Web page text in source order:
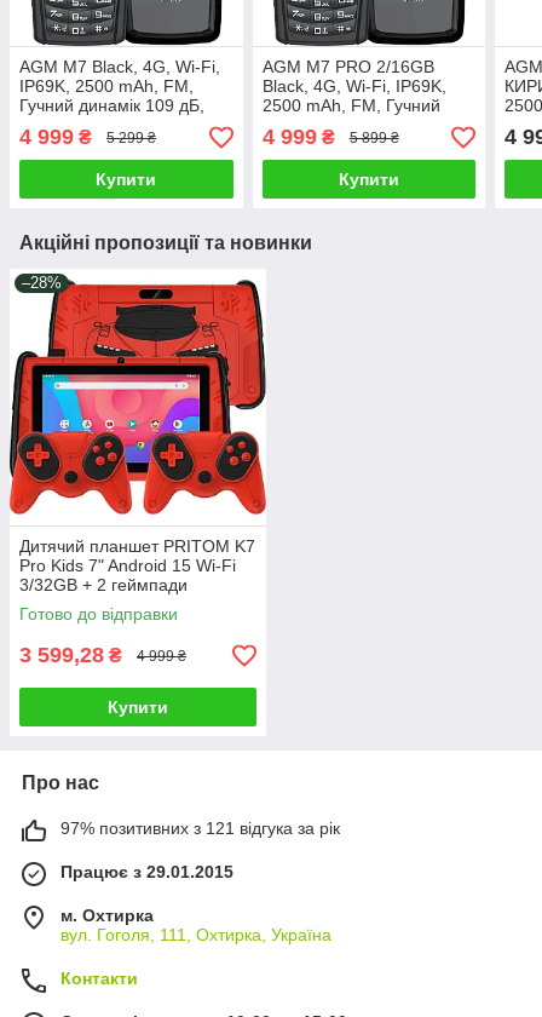
AGM M7 Black, 4G, Wi-Fi,
IP69K, 2500 mAh, FM,
Гучний динамік 109 дБ,
Сенсорний дисплей 2.4",
Протиударний телефон
4 999 ₴ 5 299 ₴
Купити
AGM M7 PRO 2/16GB
Black, 4G, Wi-Fi, IP69K,
2500 mAh, FM, Гучний
динамік 109 дБ,
Сенсорний дисплей 2.4",
Протиударний телефон
4 999₴ 5 899 ₴
Купити
4
Акційні пропозиції та новинки
–28%
Дитячий планшет PRITOM K7
Pro Kids 7" Android 15 Wi-Fi
3/32GB + 2 геймпади
(джойстики) в протиударному
кейсі для дітей, Червоний
Готово до відправки
3 599,28 ₴ 4 999 ₴
Купити
Про нас
97% позитивних з 121 відгука за рік
Працює з 29.01.2015
м. Охтирка
вул. Гоголя, 111, Охтирка, Україна
Контакти